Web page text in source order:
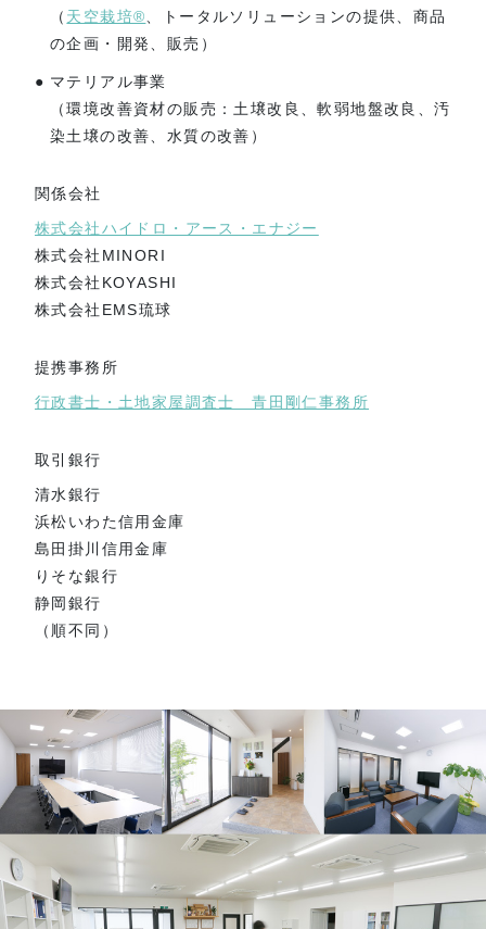
（ 天空栽培® 、トータルソリューションの提供、商品
の企画・開発、販売）
マテリアル事業
（環境改善資材の販売：土壌改良、軟弱地盤改良、汚
染土壌の改善、水質の改善）
関係会社
株式会社ハイドロ・アース・エナジー
株式会社MINORI
株式会社KOYASHI
株式会社EMS琉球
提携事務所
行政書士・土地家屋調査士 青田剛仁事務所
取引銀行
清水銀行
浜松いわた信用金庫
島田掛川信用金庫
りそな銀行
静岡銀行
（順不同）